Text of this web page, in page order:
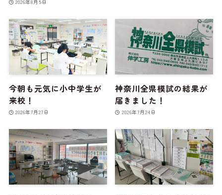
2026年8月5日
今朝も元気に小中学生が
来校！
2026年7月27日
神奈川全県模試の結果が
届きました！
2026年7月24日